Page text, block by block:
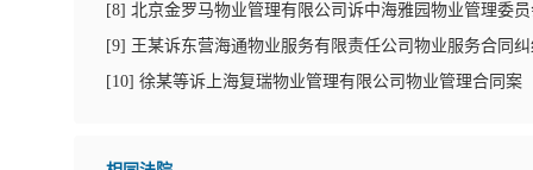
[8] 北京金罗马物业管理有限公司诉中海雅园物业管理委
[9] 王某诉东营海通物业服务有限责任公司物业服务合同
[10] 徐某等诉上海复瑞物业管理有限公司物业管理合同案